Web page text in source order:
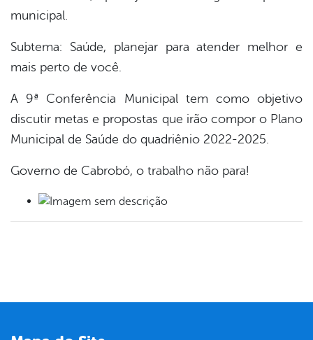
municipal.
Subtema: Saúde, planejar para atender melhor e
mais perto de você.
A 9ª Conferência Municipal tem como objetivo
discutir metas e propostas que irão compor o Plano
Municipal de Saúde do quadriênio 2022-2025.
Governo de Cabrobó, o trabalho não para!